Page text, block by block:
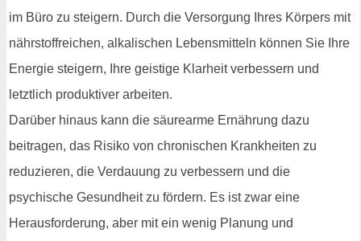
im Büro zu steigern. Durch die Versorgung Ihres Körpers mit
nährstoffreichen, alkalischen Lebensmitteln können Sie Ihre
Energie steigern, Ihre geistige Klarheit verbessern und
letztlich produktiver arbeiten.
Darüber hinaus kann die säurearme Ernährung dazu
beitragen, das Risiko von chronischen Krankheiten zu
reduzieren, die Verdauung zu verbessern und die
psychische Gesundheit zu fördern. Es ist zwar eine
Herausforderung, aber mit ein wenig Planung und